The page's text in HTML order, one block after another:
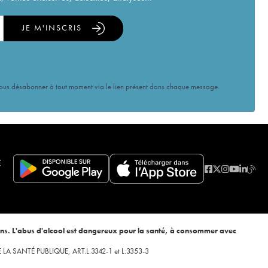
JE M'INSCRIS
désabonner à tout moment via le lien présent dans chaque message.
L'abus d'alcool est dangereux pour la santé, à consommer avec
SANTÉ PUBLIQUE, ART.L.3342-1 et L.3353-3